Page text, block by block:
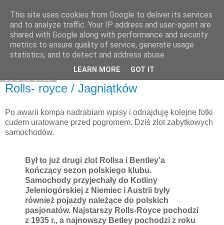
Moje miejsce
Rolls- royce / Jagniątków
Po awarii kompa nadrabiam wpisy i odnajduję kolejne fotki
cudem uratowane przed pogromem. Dziś zlot zabytkowych
samochodów.
Był to już drugi zlot Rollsa i Bentley’a
kończący sezon polskiego klubu.
Samochody przyjechały do Kotliny
Jeleniogórskiej z Niemiec i Austrii były
również pojazdy należące do polskich
pasjonatów. Najstarszy Rolls-Royce pochodzi
z 1935 r., a najnowszy Betley pochodzi z roku
This site uses cookies from Google to deliver its services
and to analyze traffic. Your IP address and user-agent are
shared with Google along with performance and security
metrics to ensure quality of service, generate usage
statistics, and to detect and address abuse.
LEARN MORE GOT IT